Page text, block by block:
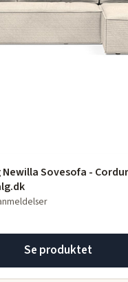
Sovesofa -
Se produktet